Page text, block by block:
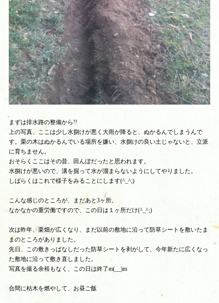
まずは排水路の整備から!!
上の写真、ここは少し水捌けが悪く大雨が降ると、ぬかるんでしまうんで
す。栗の木はぬかるんでいる場所を嫌い、水捌けの良い土じゃないと、立派
に育ちません。
おそらくここはその昔、田んぼだったと思われます。
水捌けが悪いので、溝を掘って水が溜まらないようにしてやりました。
しばらくはこれで様子をみることにします(^_^;)
こんな感じのところが、まだあと3ヶ所。
なかなかの重労働ですので、この日は１ヶ所だけ(^_^;)
次は昨年、栗畑が広くなり、まだ以前の敷地に沿って防草シートを敷いたま
まのところがありました。
先日、この敷きっぱなしだった防草シートを剥がして、今年新たに広くなっ
た敷地に沿って敷き直しました。
写真を撮る余裕もなく、この日は終了m(__)m
合間に枯木を燃やして、お昼ご飯